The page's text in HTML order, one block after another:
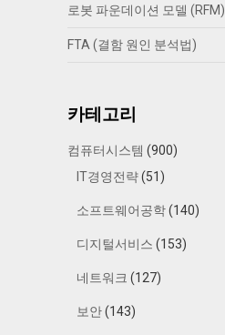
로봇 파운데이션 모델 (RFM)
FTA (결함 원인 분석법)
카테고리
컴퓨터시스템 (900)
IT경영전략(51)
소프트웨어공학(140)
디지털서비스 (153)
네트워크 (127)
보안(143)